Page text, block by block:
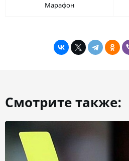
Марафон
Смотрите также: